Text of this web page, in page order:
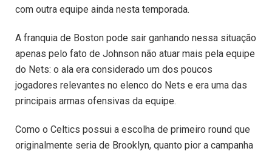
com outra equipe ainda nesta temporada.
A franquia de Boston pode sair ganhando nessa situação
apenas pelo fato de Johnson não atuar mais pela equipe
do Nets: o ala era considerado um dos poucos
jogadores relevantes no elenco do Nets e era uma das
principais armas ofensivas da equipe.
Como o Celtics possui a escolha de primeiro round que
originalmente seria de Brooklyn, quanto pior a campanha